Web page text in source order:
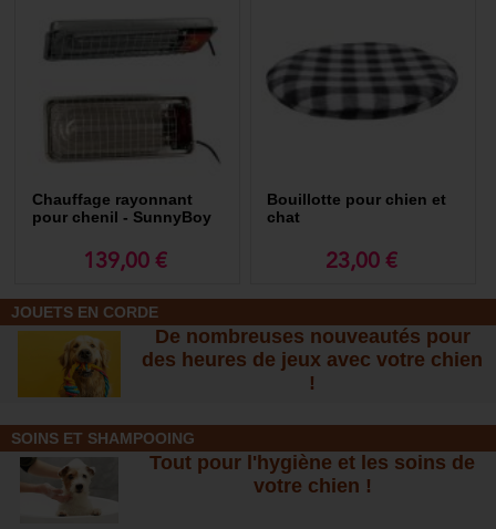
Chauffage rayonnant
pour chenil - SunnyBoy
139,00 €
Bouillotte pour chien et
chat
23,00 €
JOUETS EN CORDE
De nombreuses nouveautés pour
des heures de jeux avec votre chien
!
SOINS ET SHAMPOOING
Tout pour l'hygiène et les soins de
votre chien !